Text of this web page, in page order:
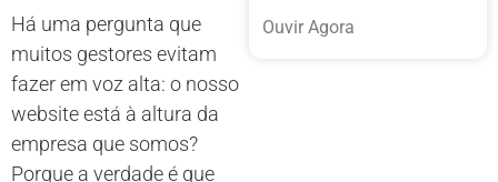
Há uma pergunta que
muitos gestores evitam
fazer em voz alta: o nosso
website está à altura da
empresa que somos?
Porque a verdade é que
Ouvir Agora